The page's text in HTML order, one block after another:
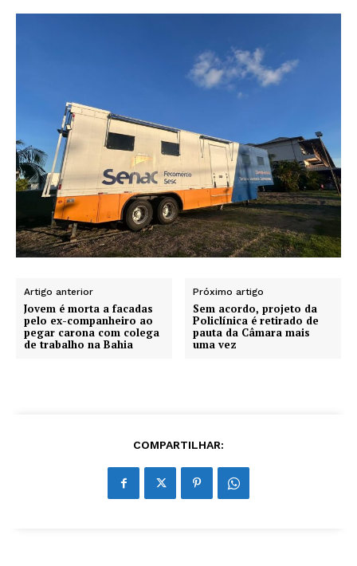
Artigo anterior
Jovem é morta a facadas
pelo ex-companheiro ao
pegar carona com colega
de trabalho na Bahia
Próximo artigo
Sem acordo, projeto da
Policlínica é retirado de
pauta da Câmara mais
uma vez
COMPARTILHAR: